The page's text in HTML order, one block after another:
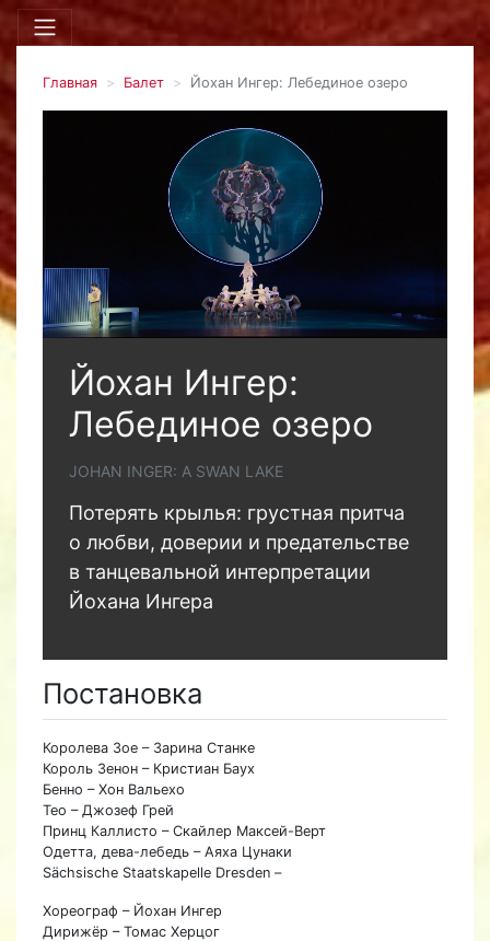
Главная Балет Йохан Ингер: Лебединое озеро
Йохан Ингер:
Лебединое озеро
JOHAN INGER: A SWAN LAKE
Потерять крылья: грустная притча
о любви, доверии и предательстве
в танцевальной интерпретации
Йохана Ингера
Постановка
Королева Зое – Зарина Станке
Король Зенон – Кристиан Баух
Бенно – Хон Вальехо
Тео – Джозеф Грей
Принц Каллисто – Скайлер Максей-Верт
Одетта, дева-лебедь – Аяха Цунаки
Sächsische Staatskapelle Dresden –
Хореограф – Йохан Ингер
Дирижёр – Томас Херцог